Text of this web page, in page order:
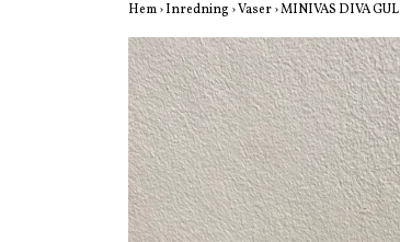
Hem›Inredning ›Vaser›MINIVAS DIVA GUL